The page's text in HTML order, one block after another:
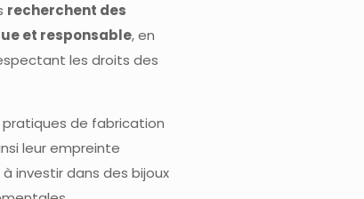
recherchent des
et responsable, en
les droits des
de fabrication
leur empreinte
investir dans des bijoux